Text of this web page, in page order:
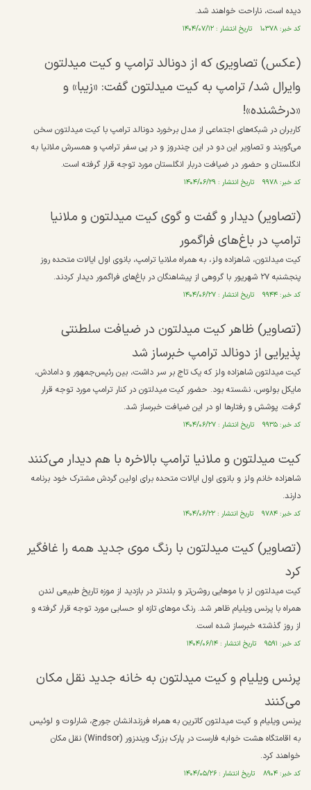
دیده است، ناراحت خواهند شد.
کد خبر: ۱۰۳۷۸ تاریخ انتشار : ۱۴۰۴/۰۷/۱۲
(عکس) تصاویری که از دونالد ترامپ و کیت میدلتون
وایرال شد/ ترامپ به کیت میدلتون گفت: «زیبا» و
«درخشنده»!
کاربران در شبکه‌های اجتماعی از مدل برخورد دونالد ترامپ با کیت میدلتون سخن
می‌گویند و تصاویر این دو در این چندروز و در پی سفر ترامپ و همسرش ملانیا به
انگلستان و حضور در ضیافت دربار انگلستان مورد توجه قرار گرفته است.
کد خبر: ۹۹۷۸ تاریخ انتشار : ۱۴۰۴/۰۶/۲۹
(تصاویر) دیدار و گفت و گوی کیت میدلتون و ملانیا
ترامپ در باغ‌های فراگمور
کیت میدلتون، شاهزاده ولز، به همراه ملانیا ترامپ، بانوی اول ایالات متحده روز
پنجشنبه ۲۷ شهریور با گروهی از پیشاهنگان در باغ‌های فراگمور دیدار کردند.
کد خبر: ۹۹۴۴ تاریخ انتشار : ۱۴۰۴/۰۶/۲۷
(تصاویر) ظاهر کیت میدلتون در ضیافت سلطنتی
پذیرایی از دونالد ترامپ خبرساز شد
کیت میدلتون شاهزاده ولز که یک تاج بر سر داشت، بین رئیس‌جمهور و دامادش،
مایکل بولوس، نشسته بود.⁠ حضور کیت میدلتون در کنار ترامپ مورد توجه قرار
گرفت. پوشش و رفتارها او در این ضیافت خبرساز شد.
کد خبر: ۹۹۳۵ تاریخ انتشار : ۱۴۰۴/۰۶/۲۷
کیت میدلتون و ملانیا ترامپ بالاخره با هم دیدار می‌کنند
شاهزاده خانم ولز و بانوی اول ایالات متحده برای اولین گردش مشترک خود برنامه
دارند.
کد خبر: ۹۷۸۴ تاریخ انتشار : ۱۴۰۴/۰۶/۲۲
(تصاویر) کیت میدلتون با رنگ موی جدید همه را غافگیر
کرد
کیت میدلتون لز با موهایی روشن‌تر و بلندتر در بازدید از موزه تاریخ طبیعی لندن
همراه با پرنس ویلیام ظاهر شد. رنگ موهای تازه او حسابی مورد توجه قرار گرفته و
از روز گذشته خبرساز شده است.
کد خبر: ۹۵۹۱ تاریخ انتشار : ۱۴۰۴/۰۶/۱۴
پرنس ویلیام و کیت میدلتون به خانه جدید نقل مکان
می‌کنند
پرنس ویلیام و کیت میدلتون کاترین به همراه فرزندانشان جورج، شارلوت و لوئیس
به اقامتگاه هشت خوابه فارست در پارک بزرگ ویندزور (Windsor) نقل مکان
خواهند کرد.
کد خبر: ۸۹۰۴ تاریخ انتشار : ۱۴۰۴/۰۵/۲۶